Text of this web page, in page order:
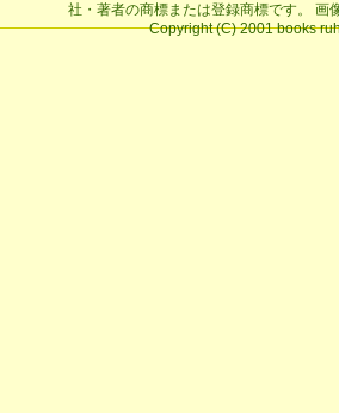
社・著者の商標または登録商標です。 画
Copyright (C) 2001 books